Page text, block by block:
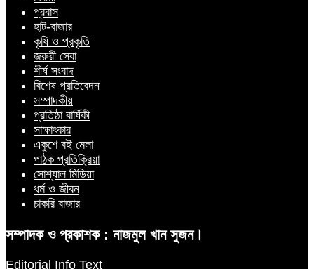
প্রবাস
হাট-বাজার
কৃষি ও প্রকৃতি
জরুরী সেবা
শীর্ষ সংবাদ
বিশেষ প্রতিবেদন
সম্পাদকীয়
প্রতিষ্ঠা বার্ষিকী
সাক্ষাৎকার
একুশে বই মেলা
পাঠক প্রতিক্রিয়া
সোশ্যাল মিডিয়া
ধর্ম ও জীবন
চাকরি বাজার
সম্পাদক ও প্রকাশক : নাজমুল খান সুজন।
Editorial Info Text